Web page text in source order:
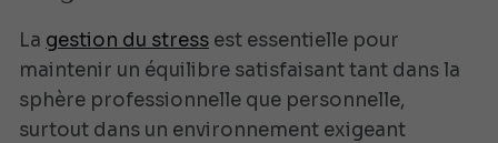
La gestion du stress est essentielle pour
maintenir un équilibre satisfaisant tant dans la
sphère professionnelle que personnelle,
surtout dans un environnement exigeant